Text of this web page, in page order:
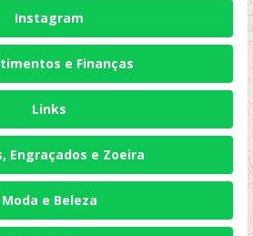
Instagram
e Finanças
Links
Engraçados e Zoeira
Moda e Beleza